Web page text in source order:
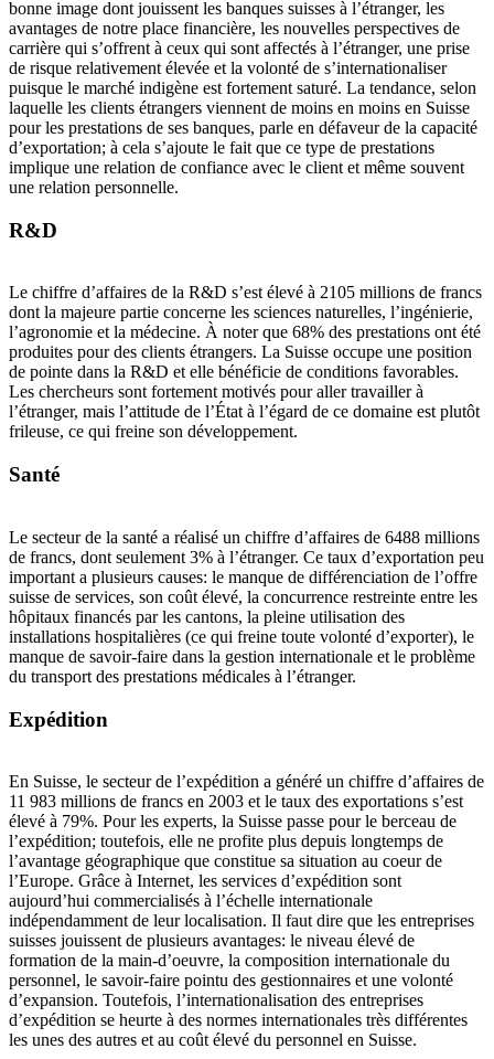
bonne image dont jouissent les banques suisses à l’étranger, les
avantages de notre place financière, les nouvelles perspectives de
carrière qui s’offrent à ceux qui sont affectés à l’étranger, une prise
de risque relativement élevée et la volonté de s’internationaliser
puisque le marché indigène est fortement saturé. La tendance, selon
laquelle les clients étrangers viennent de moins en moins en Suisse
pour les prestations de ses banques, parle en défaveur de la capacité
d’exportation; à cela s’ajoute le fait que ce type de prestations
implique une relation de confiance avec le client et même souvent
une relation personnelle.
R&D
Le chiffre d’affaires de la R&D s’est élevé à 2105 millions de francs
dont la majeure partie concerne les sciences naturelles, l’ingénierie,
l’agronomie et la médecine. À noter que 68% des prestations ont été
produites pour des clients étrangers. La Suisse occupe une position
de pointe dans la R&D et elle bénéficie de conditions favorables.
Les chercheurs sont fortement motivés pour aller travailler à
l’étranger, mais l’attitude de l’État à l’égard de ce domaine est plutôt
frileuse, ce qui freine son développement.
Santé
Le secteur de la santé a réalisé un chiffre d’affaires de 6488 millions
de francs, dont seulement 3% à l’étranger. Ce taux d’exportation peu
important a plusieurs causes: le manque de différenciation de l’offre
suisse de services, son coût élevé, la concurrence restreinte entre les
hôpitaux financés par les cantons, la pleine utilisation des
installations hospitalières (ce qui freine toute volonté d’exporter), le
manque de savoir-faire dans la gestion internationale et le problème
du transport des prestations médicales à l’étranger.
Expédition
En Suisse, le secteur de l’expédition a généré un chiffre d’affaires de
11 983 millions de francs en 2003 et le taux des exportations s’est
élevé à 79%. Pour les experts, la Suisse passe pour le berceau de
l’expédition; toutefois, elle ne profite plus depuis longtemps de
l’avantage géographique que constitue sa situation au coeur de
l’Europe. Grâce à Internet, les services d’expédition sont
aujourd’hui commercialisés à l’échelle internationale
indépendamment de leur localisation. Il faut dire que les entreprises
suisses jouissent de plusieurs avantages: le niveau élevé de
formation de la main-d’oeuvre, la composition internationale du
personnel, le savoir-faire pointu des gestionnaires et une volonté
d’expansion. Toutefois, l’internationalisation des entreprises
d’expédition se heurte à des normes internationales très différentes
les unes des autres et au coût élevé du personnel en Suisse.